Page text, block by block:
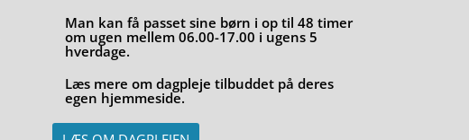
Man kan få passet sine børn i op til 48 timer
om ugen mellem 06.00-17.00 i ugens 5
hverdage.
Læs mere om dagpleje tilbuddet på deres
egen hjemmeside.